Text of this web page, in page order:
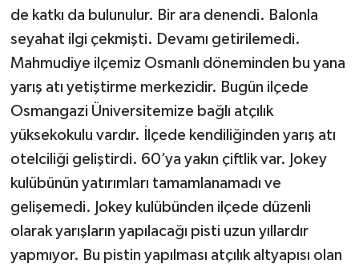
de katkı da bulunulur. Bir ara denendi. Balonla
seyahat ilgi çekmişti. Devamı getirilemedi.
Mahmudiye ilçemiz Osmanlı döneminden bu yana
yarış atı yetiştirme merkezidir. Bugün ilçede
Osmangazi Üniversitemize bağlı atçılık
yüksekokulu vardır. İlçede kendiliğinden yarış atı
otelciliği geliştirdi. 60’ya yakın çiftlik var. Jokey
kulübünün yatırımları tamamlanamadı ve
gelişemedi. Jokey kulübünden ilçede düzenli
olarak yarışların yapılacağı pisti uzun yıllardır
yapmıyor. Bu pistin yapılması atçılık altyapısı olan